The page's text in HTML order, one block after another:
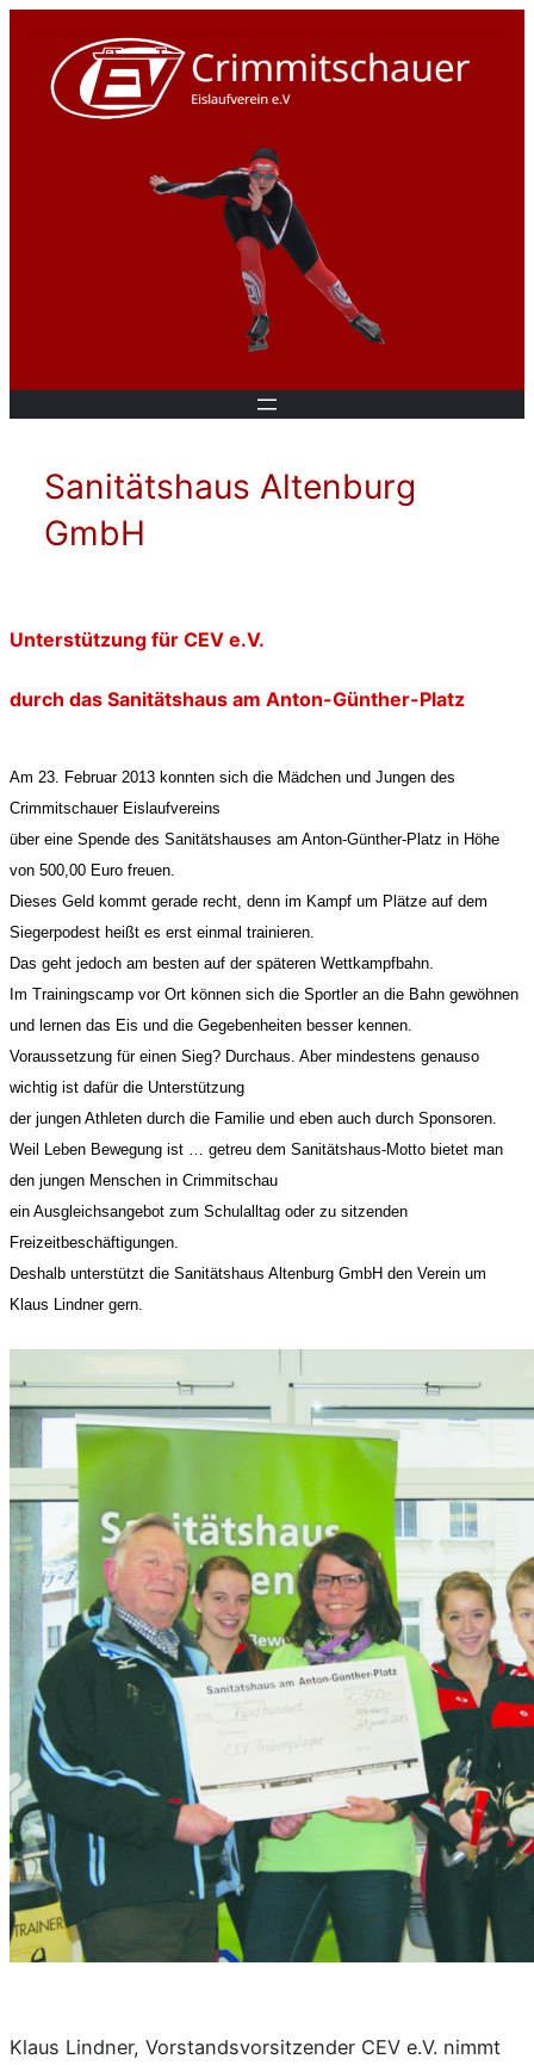
Sanitätshaus Altenburg
GmbH
Unterstützung für CEV e.V.
durch das Sanitätshaus am Anton-Günther-Platz
Am 23. Februar 2013 konnten sich die Mädchen und Jungen des
Crimmitschauer Eislaufvereins
über eine Spende des Sanitätshauses am Anton-Günther-Platz in Höhe
von 500,00 Euro freuen.
Dieses Geld kommt gerade recht, denn im Kampf um Plätze auf dem
Siegerpodest heißt es erst einmal trainieren.
Das geht jedoch am besten auf der späteren Wettkampfbahn.
Im Trainingscamp vor Ort können sich die Sportler an die Bahn gewöhnen
und lernen das Eis und die Gegebenheiten besser kennen.
Voraussetzung für einen Sieg? Durchaus. Aber mindestens genauso
wichtig ist dafür die Unterstützung
der jungen Athleten durch die Familie und eben auch durch Sponsoren.
Weil Leben Bewegung ist … getreu dem Sanitätshaus-Motto bietet man
den jungen Menschen in Crimmitschau
ein Ausgleichsangebot zum Schulalltag oder zu sitzenden
Freizeitbeschäftigungen.
Deshalb unterstützt die Sanitätshaus Altenburg GmbH den Verein um
Klaus Lindner gern.
Klaus Lindner, Vorstandsvorsitzender CEV e.V. nimmt